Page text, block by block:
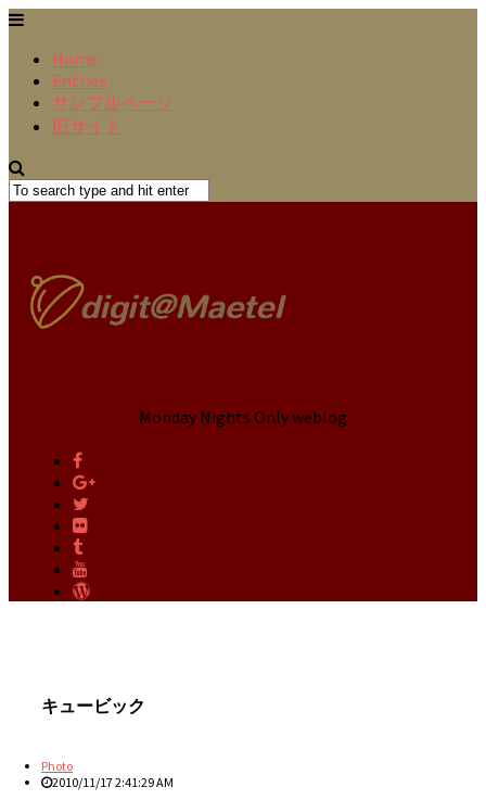
Home
Entries
サンプルページ
旧サイト
Monday Nights Only weblog
キュービック
Photo
2010/11/17 2:41:29 AM